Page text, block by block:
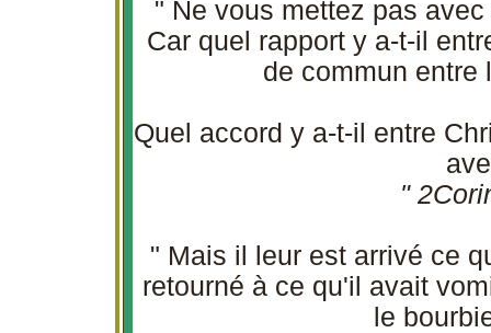
" Ne vous mettez pas
Car quel rapport y a-t-il
de commun entre
Quel accord y a-t-il entre
"
" Mais il leur est arrivé ce
retourné à ce qu'il avait
le